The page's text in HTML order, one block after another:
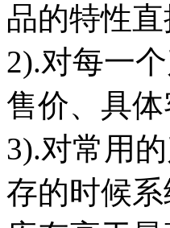
品的特性
2).对每一
售价、具体
3).对常用
存的时候